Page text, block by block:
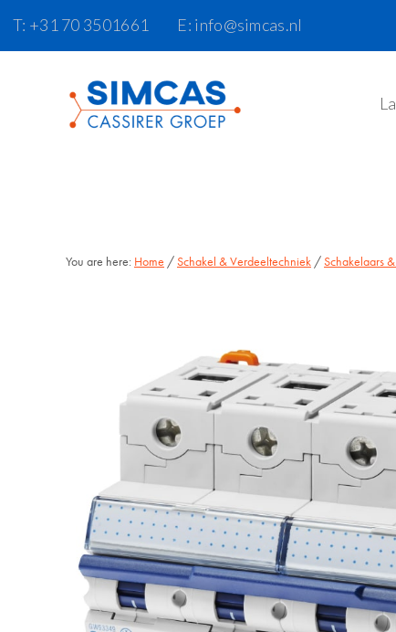
T: +31 70 3501661 E: info@simcas.nl
You are here: Home /Schakel & Verdeeltechniek /Schakelaars